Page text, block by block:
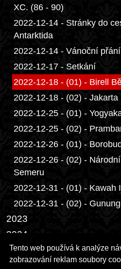
Tento web používá k analýze
zobrazování reklam soubory
XC. (86 - 90)
2022-12-14 - Stránky do
Antarktida
2022-12-14 - Vánoční
2022-12-17 - Setkání
2022-12-18 - (01) - Birell
2022-12-18 - (02) - Jakarta
2022-12-25 - (01) -
2022-12-25 - (02) -
2022-12-26 - (01) -
2022-12-26 - (02) -
Semeru
2022-12-31 - (01) - Kawah
2022-12-31 - (02) -
2023
2024
2025
2026